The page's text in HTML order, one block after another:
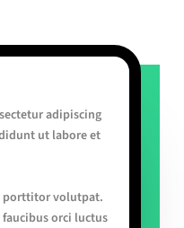
adipiscing
ut labore et
porttitor volutpat.
orci luctus